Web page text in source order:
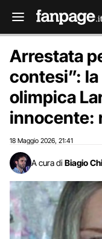
Arrestata
contesi”:
olimpica
innocente:
18 Maggio 2026 21:41
A cura di Biagio